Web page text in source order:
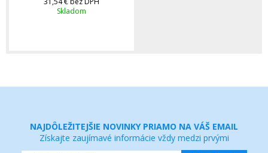
Skladom
NAJDÔLEŽITEJŠIE NOVINKY PRIAMO NA VÁŠ EMAIL
Získajte zaujímavé informácie vždy medzi prvými